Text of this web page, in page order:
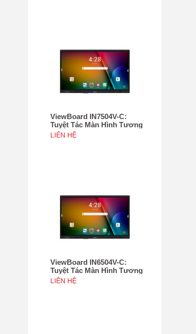
ViewBoard IN7504V-C:
Tuyệt Tác Màn Hình Tương
Tác 75", Tích hợp camera
4K độ phân giải 50MP, NFC
LIÊN HỆ
ViewBoard IN6504V-C:
Tuyệt Tác Màn Hình Tương
Tác 65inch, Tích hợp
camera 4K độ phân giải
LIÊN HỆ